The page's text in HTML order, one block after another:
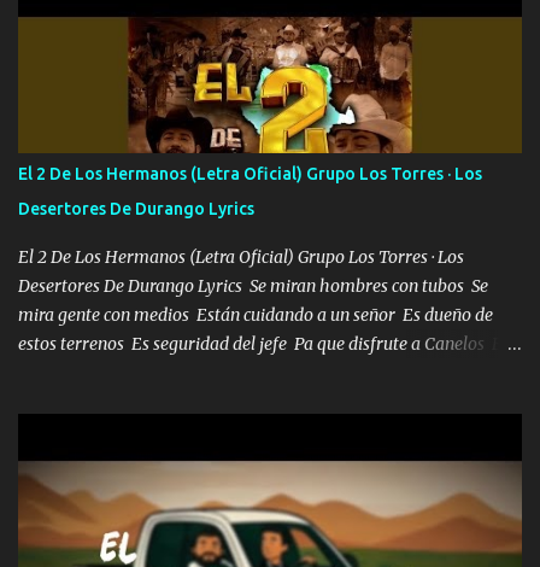
quiso, él tiempo sigue pasando y nunca te olvidaremos, aquí
seguiré esperando hasta volvernos a vernos El recuerdo que yo
tengo de mi mente no se va, en mi corazón me llevo lo mismo que
tu papá, a veces me pongo triste porque no puedo mirarte, mas se
que tu me escuchas porque tu eres mi gran ángel, El desespero me
llega para reunirme contigo, tu iluminas mi sendero por siempre
serás mi niño, del amor que yo te tengo es co...
El 2 De Los Hermanos (Letra Oficial) Grupo Los Torres · Los
Desertores De Durango Lyrics
El 2 De Los Hermanos (Letra Oficial) Grupo Los Torres · Los
Desertores De Durango Lyrics Se miran hombres con tubos Se
mira gente con medios Están cuidando a un señor Es dueño de
estos terrenos Es seguridad del jefe Pa que disfrute a Canelos Es
ni tampoco las mujeres porque es platica de grandes por eso hay
que estar alegres doy las instrucciones para atender los deberes
Música Si es que salta algún problema de confianza tengo gente
ahí está el Hombre Cuarenta y también Pariente 7 arreglan